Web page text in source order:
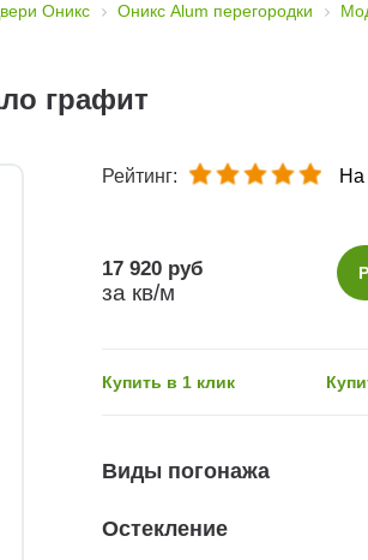
Оникс Оникс Alum перегородки
графит
Рейтинг: На
17 920 руб
за кв/м
Купить в 1 клик
Виды погонажа
Остекление